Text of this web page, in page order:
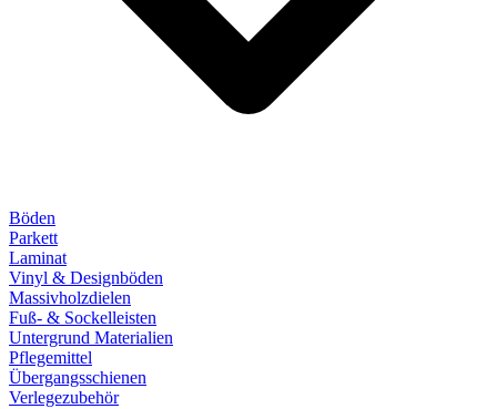
Böden
Parkett
Laminat
Vinyl & Designböden
Massivholzdielen
Fuß- & Sockelleisten
Untergrund Materialien
Pflegemittel
Übergangsschienen
Verlegezubehör